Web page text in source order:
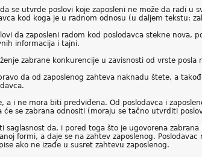
se utvrde poslovi koje zaposleni ne može da radi u
kod koga je u radnom odnosu (u daljem tekstu:
da zaposleni radom kod poslodavca stekne nova,
informacija i tajni.
zabrane konkurencije u zavisnosti od vrste posla
da od zaposlenog zahteva naknadu štete, a
i ne mora biti predviđena. Od poslodavca i
se zabrana odnositi (moraju se tačno utvrditi
da, i pored toga što je ugovorena
formi, a daje se na zahtev zaposlenog.
ako ne izađe u susret zahtevu zaposlenog.